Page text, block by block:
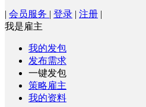
| 会员服务 | 登录 | 注册 |
我是雇主
我的发包
发布需求
一键发包
策略雇主
我的资料